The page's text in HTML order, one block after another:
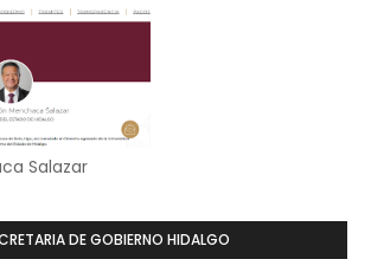
Salazar
DE GOBIERNO HIDALGO